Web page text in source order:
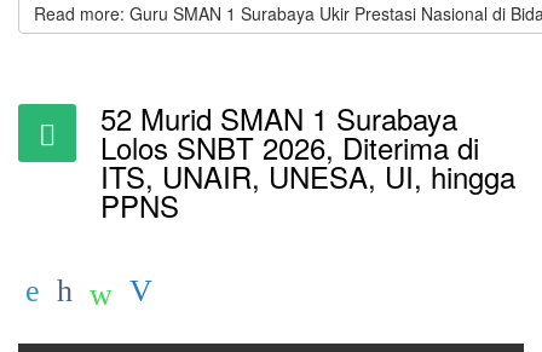
Read more: Guru SMAN 1 Surabaya Ukir Prestasi Nasional di
52 Murid SMAN 1 Surabaya
Lolos SNBT 2026, Diterima di
ITS, UNAIR, UNESA, UI, hingga
PPNS